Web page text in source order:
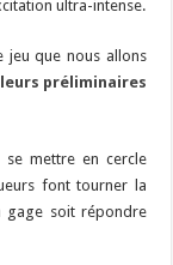
ultra-intense.
jeu que nous allons
préliminaires
mettre en cercle
font tourner la
gage soit répondre